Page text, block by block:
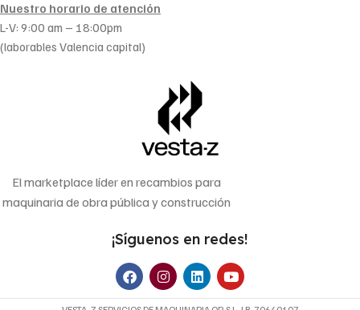
Nuestro horario de atención
L-V: 9:00 am – 18:00pm
(laborables Valencia capital)
El marketplace líder en recambios para
maquinaria de obra pública y construcción
¡Síguenos en redes!